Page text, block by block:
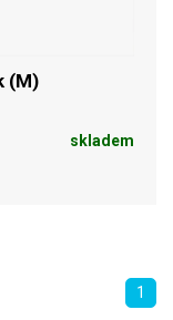
(M)
skladem
1